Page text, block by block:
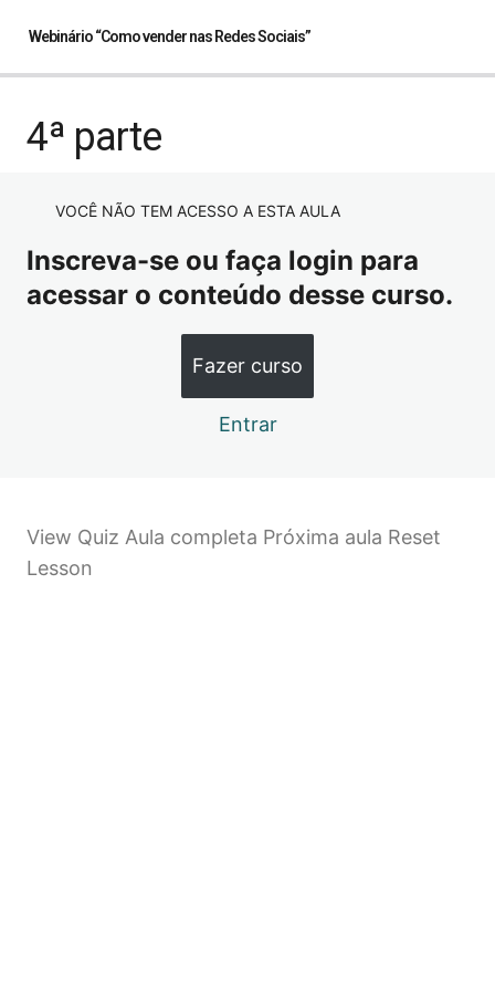
Webinário “Como vender nas Redes Sociais”
1ª parte
3ª parte
4ª parte
5ª parte
4ª parte
VOCÊ NÃO TEM ACESSO A ESTA AULA
Inscreva-se ou faça login para
acessar o conteúdo desse curso.
Fazer curso
Entrar
View Quiz Aula completa Próxima aula Reset
Lesson